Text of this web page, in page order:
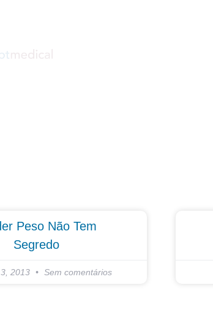
Peso Não Tem
Segredo
2013 Sem comentários